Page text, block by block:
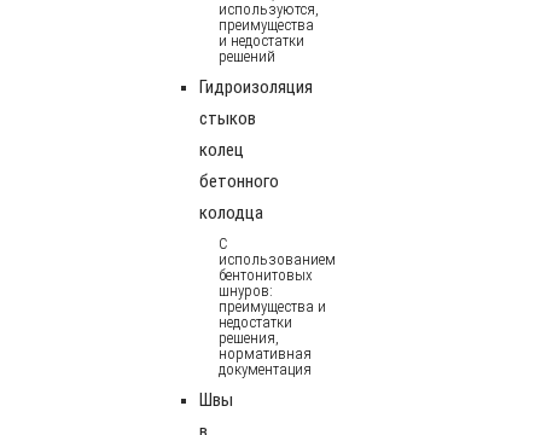
используются,
преимущества
и недостатки
решений
Гидроизоляция
стыков
колец
бетонного
колодца
С
использованием
бентонитовых
шнуров:
преимущества и
недостатки
решения,
нормативная
документация
Швы